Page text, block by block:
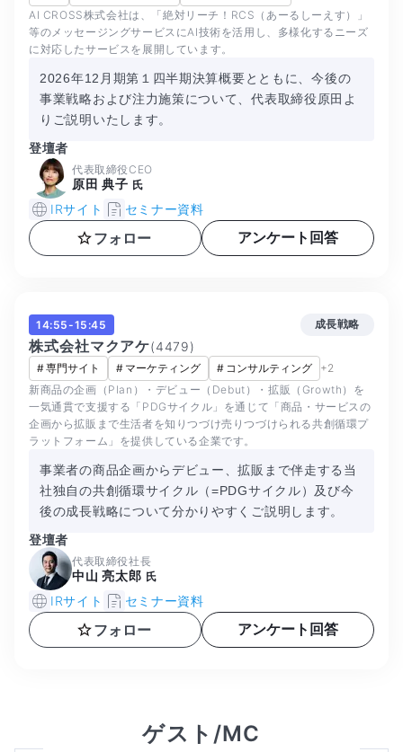
AI CROSS株式会社は、「絶対リーチ！RCS（あーるしーえす）」
等のメッセージングサービスにAI技術を活用し、多様化するニーズ
に対応したサービスを展開しています。
2026年12月期第１四半期決算概要とともに、今後の
事業戦略および注力施策について、代表取締役原田よ
りご説明いたします。
登壇者
代表取締役CEO
原田 典子 氏
IRサイト セミナー資料
フォロー アンケート回答
14:55-15:45 成長戦略
株式会社マクアケ(4479)
#専門サイト # マーケティング # コンサルティング +2
新商品の企画（Plan）・デビュー（Debut）・拡販（Growth）を
一気通貫で支援する「PDGサイクル」を通じて「商品・サービスの
企画から拡販まで生活者を知りつづけ売りつづけられる共創循環プ
ラットフォーム」を提供している企業です。
事業者の商品企画からデビュー、拡販まで伴走する当
社独自の共創循環サイクル（=PDGサイクル）及び今
後の成長戦略について分かりやすくご説明します。
登壇者
代表取締役社長
中山 亮太郎 氏
IRサイト セミナー資料
フォロー アンケート回答
ゲスト/MC